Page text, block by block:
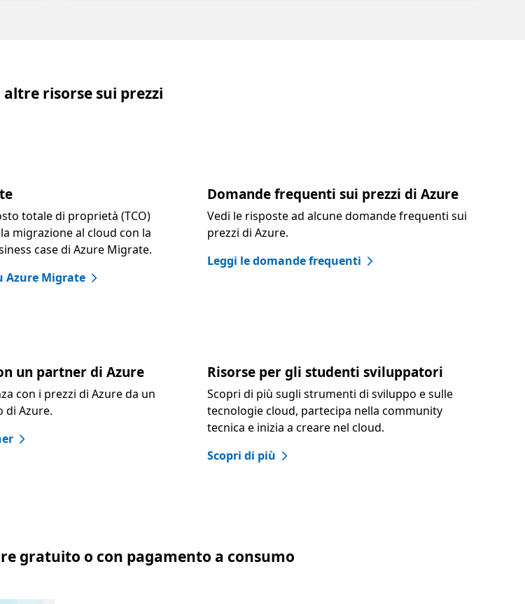
altre risorse sui prezzi
totale di proprietà (TCO)
migrazione al cloud con la
case di Azure Migrate.
Azure Migrate
Domande frequenti sui prezzi di Azure
Vedi le risposte ad alcune domande frequenti sui
prezzi di Azure.
Leggi le domande frequenti
un partner di Azure
con i prezzi di Azure da un
di Azure.
Risorse per gli studenti sviluppatori
Scopri di più sugli strumenti di sviluppo e sulle
tecnologie cloud, partecipa nella community
tecnica e inizia a creare nel cloud.
Scopri di più
gratuito o con pagamento a consumo